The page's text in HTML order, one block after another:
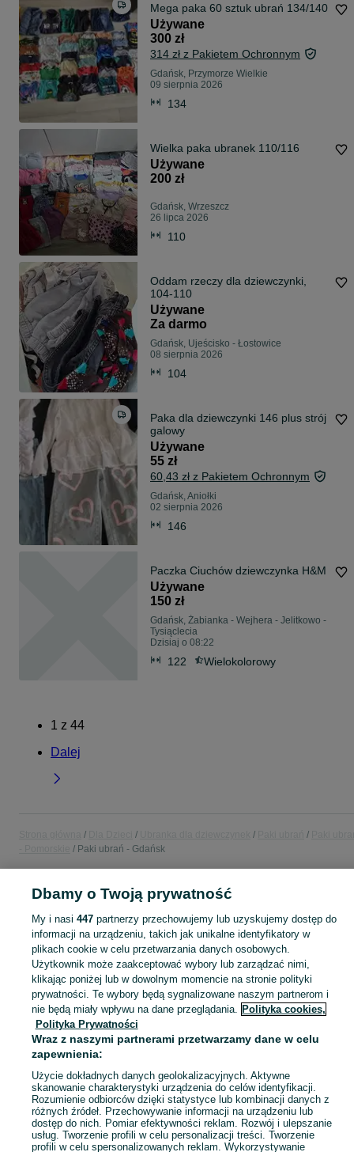
Mega paka 60 sztuk ubrań 134/140
Używane
300 zł
314 zł z Pakietem Ochronnym
Gdańsk, Przymorze Wielkie
09 sierpnia 2026
134
Wielka paka ubranek 110/116
Używane
200 zł
Gdańsk, Wrzeszcz
26 lipca 2026
110
Oddam rzeczy dla dziewczynki,
104-110
Używane
Za darmo
Gdańsk, Ujeścisko - Łostowice
08 sierpnia 2026
104
Paka dla dziewczynki 146 plus strój
galowy
Używane
55 zł
60,43 zł z Pakietem Ochronnym
Gdańsk, Aniołki
02 sierpnia 2026
146
Paczka Ciuchów dziewczynka H&M
Używane
150 zł
Gdańsk, Żabianka - Wejhera - Jelitkowo -
Tysiąclecia
Dzisiaj o 08:22
122 Wielokolorowy
1 z 44
Dalej
Paki ubrań - Gdańsk
POLSKA » POMORSKIE » GDAŃSK
KATEGORIA
garnitur dla dziewczynki spodnie dzwony dla dziewczynki strój Zobacz
Mapa kategorii
Mapa miejscowości
Mapa ministron
Popularne wyszukiwania
Dbamy o Twoją prywatność
My i nasi 447partnerzy przechowujemy lub uzyskujemy dostęp do
informacji na urządzeniu, takich jak unikalne identyfikatory w
plikach cookie w celu przetwarzania danych osobowych.
Użytkownik może zaakceptować wybory lub zarządzać nimi,
klikając poniżej lub w dowolnym momencie na stronie polityki
prywatności. Te wybory będą sygnalizowane naszym partnerom i
nie będą miały wpływu na dane przeglądania. Polityka cookies,
Polityka Prywatności
Wraz z naszymi partnerami przetwarzamy dane w celu
zapewnienia:
Użycie dokładnych danych geolokalizacyjnych. Aktywne
skanowanie charakterystyki urządzenia do celów identyfikacji.
Rozumienie odbiorców dzięki statystyce lub kombinacji danych z
różnych źródeł. Przechowywanie informacji na urządzeniu lub
dostęp do nich. Pomiar efektywności reklam. Rozwój i ulepszanie
usług. Tworzenie profili w celu personalizacji treści. Tworzenie
profili w celu spersonalizowanych reklam. Wykorzystywanie